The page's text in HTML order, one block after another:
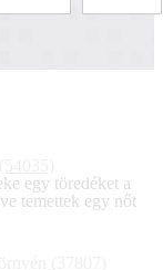
egy töredéket a
temettek egy nőt